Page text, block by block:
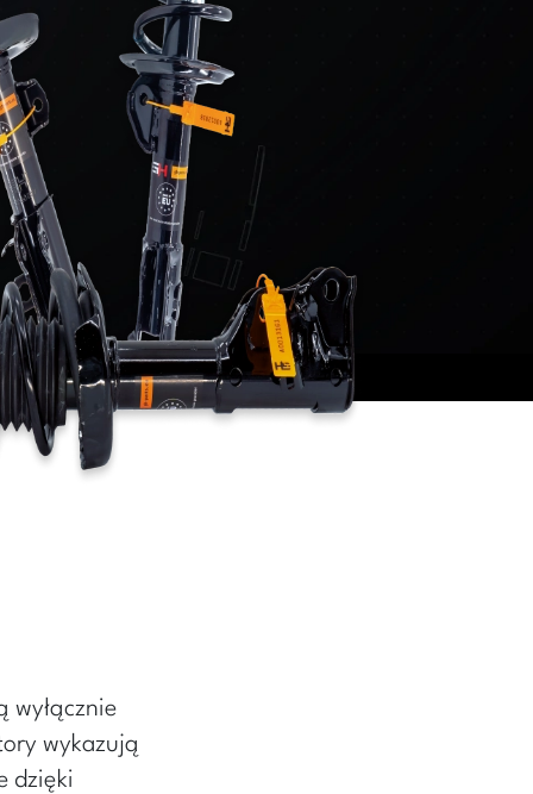
wyłącznie
wykazują
dzięki